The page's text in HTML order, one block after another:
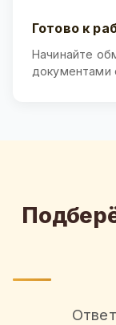
Готово к
Начинайте
документами